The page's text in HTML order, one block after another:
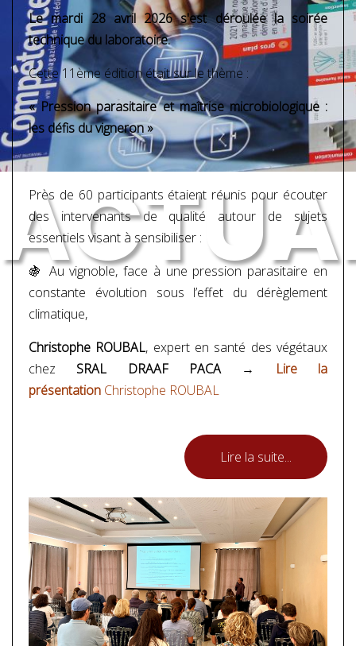
Le mardi 28 avril 2026 s'est déroulée la soirée
technique du laboratoire.
Cette 11ème édition était sur le thème :
« Pression parasitaire et maîtrise microbiologique :
les défis du vigneron »
Près de 60 participants étaient réunis pour écouter
des intervenants de qualité autour de sujets
essentiels visant à sensibiliser :
🍇 Au vignoble, face à une pression parasitaire en
constante évolution sous l’effet du dérèglement
climatique,
Christophe ROUBAL, expert en santé des végétaux
chez SRAL DRAAF PACA→
Lire la
présentation Christophe ROUBAL
Lire la suite...